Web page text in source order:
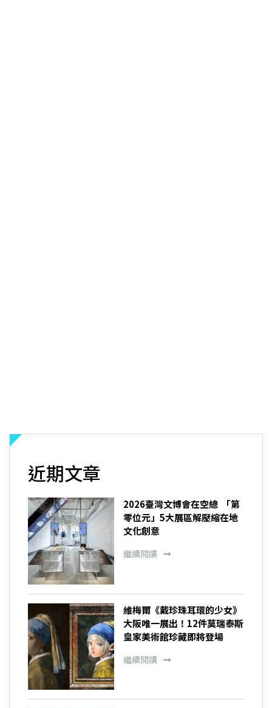
近期文章
2026臺灣文博會在空總 「第
零位元」5大展區解壓縮在地
文化創意
繼續閱讀
維梅爾《戴珍珠耳環的少女》
大阪唯一展出！12件莫瑞泰斯
皇家美術館珍藏即將登場
繼續閱讀